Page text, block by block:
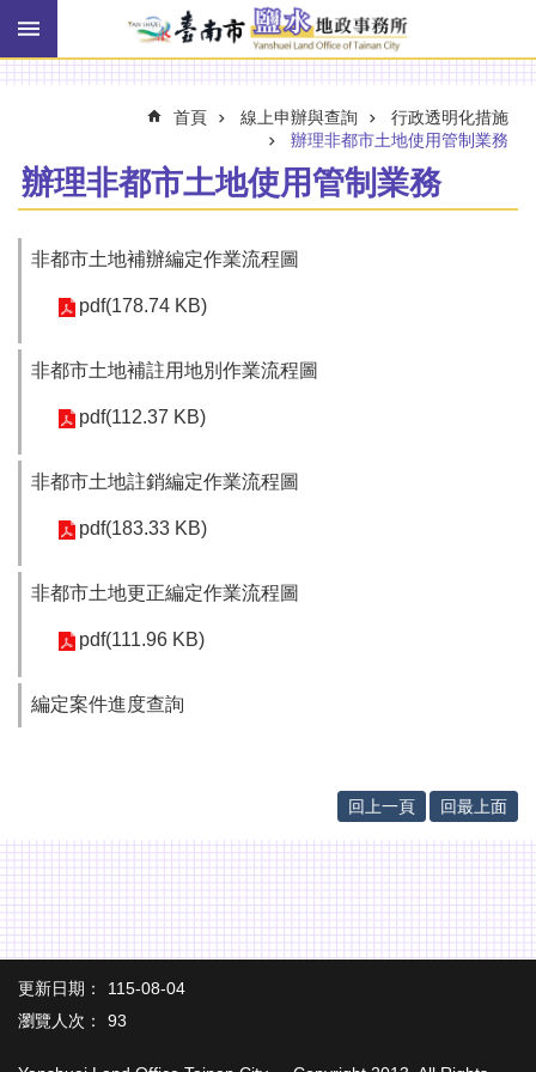
跳到主要內容區塊
搜
進
階
息
快
機
關
線
上
與
查
民
服
流
下
載
專
區
主
首頁 線上申辦與查詢
行政透明化措施
辦理非都市土地使用管制業務
辦理非都市土地使用管制業務
非都市土地補辦編定作業流程圖
pdf(178.74 KB)
非都市土地補註用地別作業流程圖
pdf(112.37 KB)
非都市土地註銷編定作業流程圖
pdf(183.33 KB)
非都市土地更正編定作業流程圖
pdf(111.96 KB)
編定案件進度查詢
回上一頁 回最上面
更新日期：
115-08-04
瀏覽人次：
93